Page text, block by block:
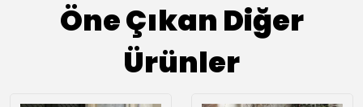
Öne Çıkan Diğer
Ürünler